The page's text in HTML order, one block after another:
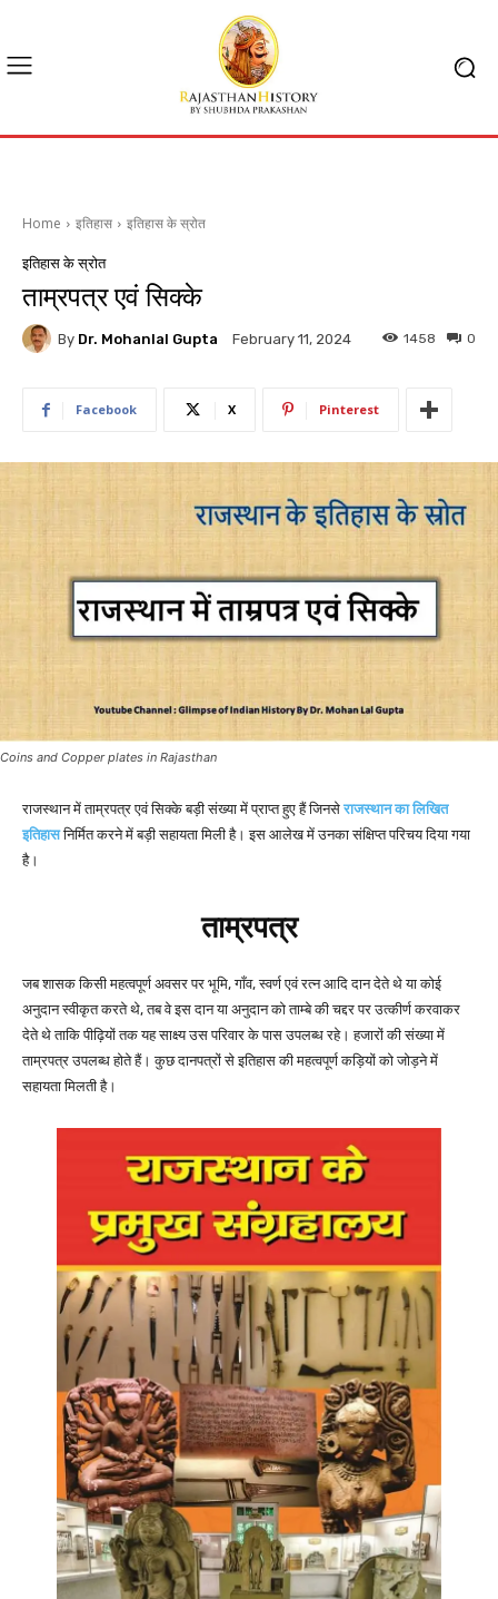
Home इतिहास इतिहास के स्रोत
इतिहास के स्रोत
ताम्रपत्र एवं सिक्के
By Dr. Mohanlal Gupta February 11, 2024 0
1458
Facebook X Pinterest
Coins and Copper plates in Rajasthan
राजस्थान में ताम्रपत्र एवं सिक्के बड़ी संख्या में प्राप्त हुए हैं जिनसे राजस्थान का लिखित
इतिहासनिर्मित करने में बड़ी सहायता मिली है। इस आलेख में उनका संक्षिप्त परिचय दिया गया
है।
ताम्रपत्र
जब शासक किसी महत्वपूर्ण अवसर पर भूमि, गाँव, स्वर्ण एवं रत्न आदि दान देते थे या कोई
अनुदान स्वीकृत करते थे, तब वे इस दान या अनुदान को ताम्बे की चद्दर पर उत्कीर्ण करवाकर
देते थे ताकि पीढ़ियों तक यह साक्ष्य उस परिवार के पास उपलब्ध रहे। हजारों की संख्या में
ताम्रपत्र उपलब्ध होते हैं। कुछ दानपत्रों से इतिहास की महत्वपूर्ण कड़ियों को जोड़ने में
सहायता मिलती है।